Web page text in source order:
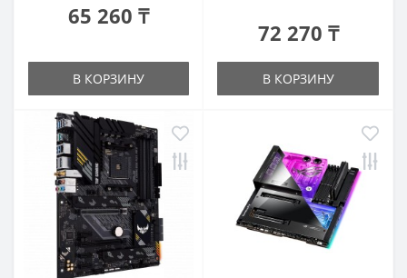
65 260 ₸
В КОРЗИНУ
72 270 ₸
В КОРЗИНУ